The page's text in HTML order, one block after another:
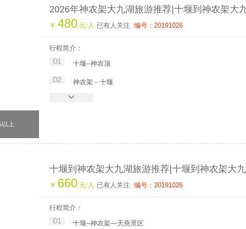
以上
2026年神农架大九湖旅游推荐|十堰到神农架大
游
￥ 480 元/人 已有人关注 编号：20191026
行程简介：
D1
十堰--神农顶
D2 神农架－十堰
十堰到神农架大九湖旅游推荐|十堰到神农架大
游|神农架大九湖旅游攻略
￥ 660 元/人 已有人关注 编号：20191026
行程简介：
D1
十堰--神农架—天燕景区